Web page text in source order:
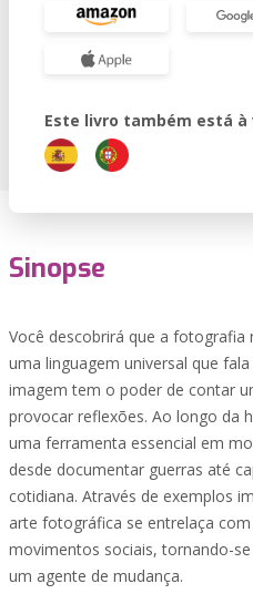
Este livro também está à
Sinopse
Você descobrirá que a fotografia
uma linguagem universal que
imagem tem o poder de contar
provocar reflexões. Ao longo da
uma ferramenta essencial em
desde documentar guerras até
cotidiana. Através de exemplos
arte fotográfica se entrelaça
movimentos sociais, tornando-
um agente de mudança.